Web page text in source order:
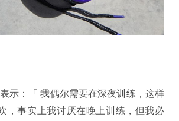
示：「 我偶尔需要在深夜训练，这样
，事实上我讨厌在晚上训练，但我必